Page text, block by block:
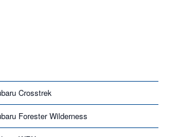
Crosstrek
Forester Wilderness